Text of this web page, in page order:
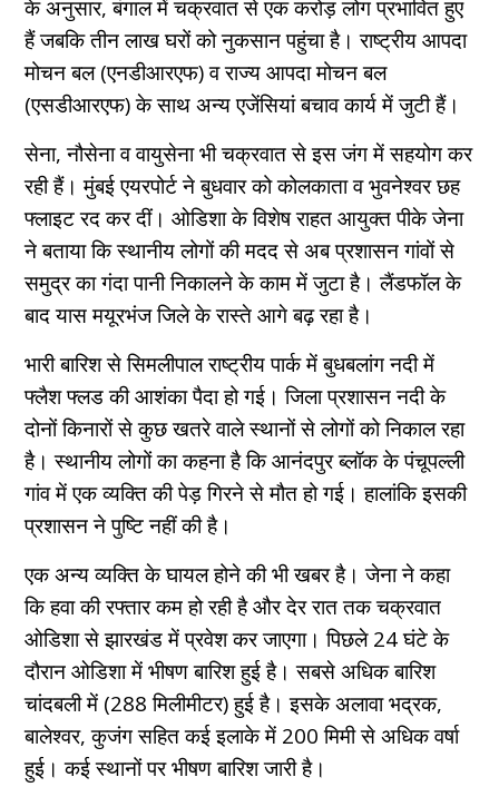
के अनुसार, बंगाल में चक्रवात से एक करोड़ लोग प्रभावित हुए
हैं जबकि तीन लाख घरों को नुकसान पहुंचा है। राष्ट्रीय आपदा
मोचन बल (एनडीआरएफ) व राज्य आपदा मोचन बल
(एसडीआरएफ) के साथ अन्य एजेंसियां बचाव कार्य में जुटी हैं।
सेना, नौसेना व वायुसेना भी चक्रवात से इस जंग में सहयोग कर
रही हैं। मुंबई एयरपोर्ट ने बुधवार को कोलकाता व भुवनेश्वर छह
फ्लाइट रद कर दीं। ओडिशा के विशेष राहत आयुक्त पीके जेना
ने बताया कि स्थानीय लोगों की मदद से अब प्रशासन गांवों से
समुद्र का गंदा पानी निकालने के काम में जुटा है। लैंडफॉल के
बाद यास मयूरभंज जिले के रास्ते आगे बढ़ रहा है।
भारी बारिश से सिमलीपाल राष्ट्रीय पार्क में बुधबलांग नदी में
फ्लैश फ्लड की आशंका पैदा हो गई। जिला प्रशासन नदी के
दोनों किनारों से कुछ खतरे वाले स्थानों से लोगों को निकाल रहा
है। स्थानीय लोगों का कहना है कि आनंदपुर ब्लॉक के पंचूपल्ली
गांव में एक व्यक्ति की पेड़ गिरने से मौत हो गई। हालांकि इसकी
प्रशासन ने पुष्टि नहीं की है।
एक अन्य व्यक्ति के घायल होने की भी खबर है। जेना ने कहा
कि हवा की रफ्तार कम हो रही है और देर रात तक चक्रवात
ओडिशा से झारखंड में प्रवेश कर जाएगा। पिछले 24 घंटे के
दौरान ओडिशा में भीषण बारिश हुई है। सबसे अधिक बारिश
चांदबली में (288 मिलीमीटर) हुई है। इसके अलावा भद्रक,
बालेश्वर, कुजंग सहित कई इलाके में 200 मिमी से अधिक वर्षा
हुई। कई स्थानों पर भीषण बारिश जारी है।